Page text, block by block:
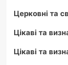
Церковні та
Цікаві та
Цікаві та